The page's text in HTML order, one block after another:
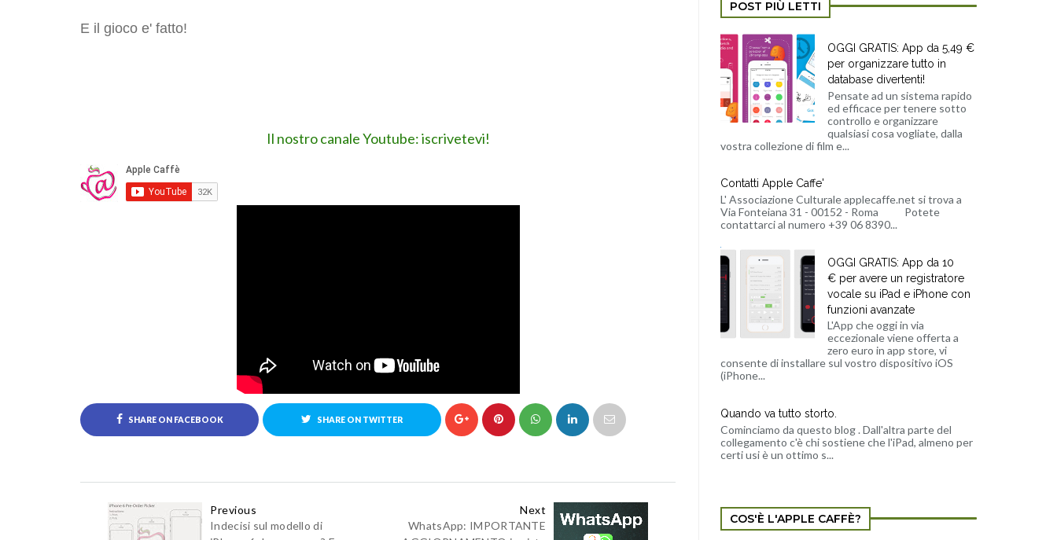
E il gioco e' fatto!
Il nostro canale Youtube: iscrivetevi!
SHARE ON FACEBOOK SHARE ON TWITTER
Next
WhatsApp: IMPORTANTE
Previous
Indecisi sul modello di
POST PIÙ LETTI
OGGI GRATIS: App da 5,49 €
per organizzare tutto in
database divertenti!
Pensate ad un sistema rapido
ed efficace per tenere sotto
controllo e organizzare
qualsiasi cosa vogliate, dalla
vostra collezione di film e...
Contatti Apple Caffe'
L' Associazione Culturale applecaffe.net si trova a
Via Fonteiana 31 - 00152 - Roma Potete
contattarci al numero +39 06 8390...
OGGI GRATIS: App da 10
€ per avere un registratore
vocale su iPad e iPhone con
funzioni avanzate
L'App che oggi in via
eccezionale viene offerta a
zero euro in app store, vi
consente di installare sul vostro dispositivo iOS
(iPhone...
Quando va tutto storto.
Cominciamo da questo blog . Dall'altra parte del
collegamento c'è chi sostiene che l'iPad, almeno per
certi usi è un ottimo s...
COS'È L'APPLE CAFFÈ?